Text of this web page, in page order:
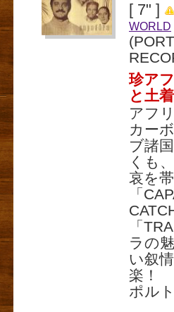
[ 7" ]
WORLD
珍ア
と土
アフ
カー
ブ諸
くも
哀を
「
「
ラの
い叙
楽！
ポル